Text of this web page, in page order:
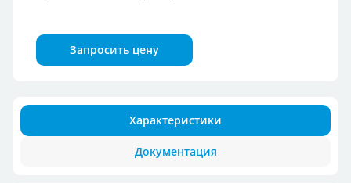
Запросить цену
Характеристики
Документация